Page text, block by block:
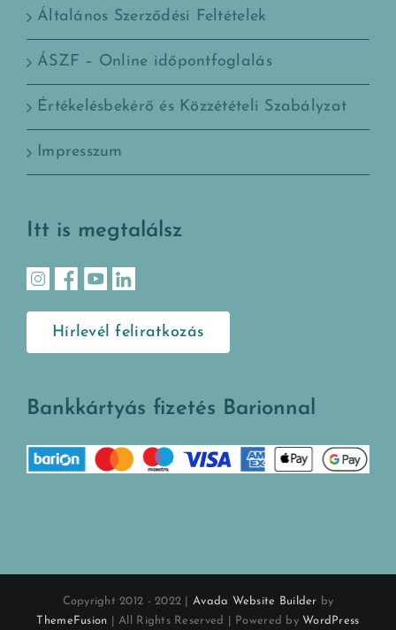
Általános Szerződési Feltételek
ÁSZF – Online időpontfoglalás
Értékelésbekérő és Közzétételi Szabályzat
Impresszum
Itt is megtalálsz
Hírlevél feliratkozás
Bankkártyás fizetés Barionnal
Copyright 2012 - 2022 | Avada Website Builder by
ThemeFusion | All Rights Reserved | Powered byWordPress